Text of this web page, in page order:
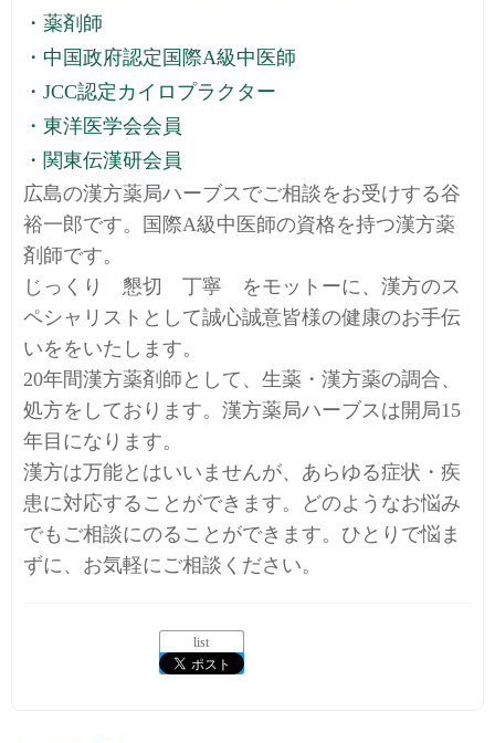
・薬剤師
・中国政府認定国際A級中医師
・JCC認定カイロプラクター
・東洋医学会会員
・関東伝漢研会員
広島の漢方薬局ハーブスでご相談をお受けする谷
裕一郎です。国際A級中医師の資格を持つ漢方薬
剤師です。
じっくり 懇切 丁寧 をモットーに、漢方のス
ペシャリストとして誠心誠意皆様の健康のお手伝
いををいたします。
20年間漢方薬剤師として、生薬・漢方薬の調合、
処方をしております。漢方薬局ハーブスは開局15
年目になります。
漢方は万能とはいいませんが、あらゆる症状・疾
患に対応することができます。どのようなお悩み
でもご相談にのることができます。ひとりで悩ま
ずに、お気軽にご相談ください。
list